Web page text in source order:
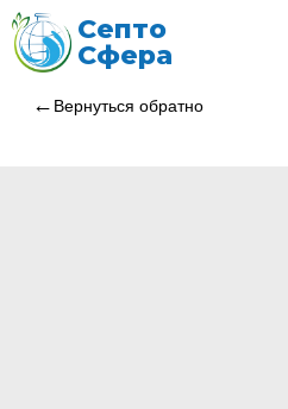
Септо
Сфера
Вернуться обратно